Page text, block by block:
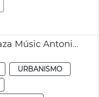
Adjudicación obras plaza Músic Antoni Eiximeno
URBANISMO